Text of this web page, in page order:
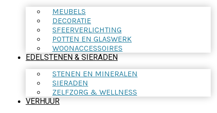
MEUBELS
DECORATIE
SFEERVERLICHTING
POTTEN EN GLASWERK
WOONACCESSOIRES
EDELSTENEN & SIERADEN
STENEN EN MINERALEN
SIERADEN
ZELFZORG & WELLNESS
VERHUUR